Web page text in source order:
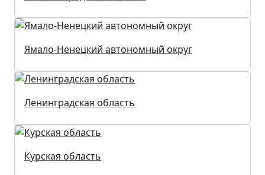
Ямало-Ненецкий автономный округ
Ленинградская область
Курская область